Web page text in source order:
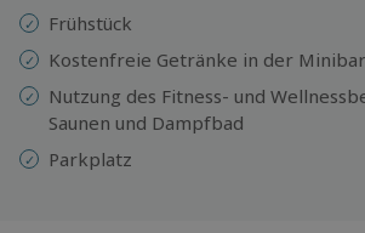
Frühstück
Kostenfreie Getränke in der
Nutzung des Fitness- und
Saunen und Dampfbad
Parkplatz